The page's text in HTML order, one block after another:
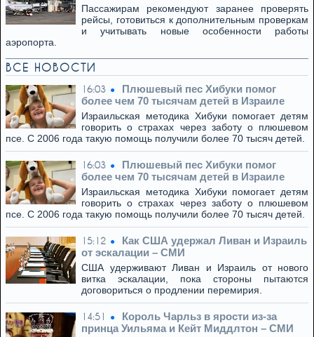
Пассажирам рекомендуют заранее проверять
рейсы, готовиться к дополнительным проверкам
и учитывать новые особенности работы
аэропорта.
ВСЕ НОВОСТИ
16:03
Плюшевый пес Хибуки помог
более чем 70 тысячам детей в Израиле
Израильская методика Хибуки помогает детям
говорить о страхах через заботу о плюшевом
псе. С 2006 года такую помощь получили более 70 тысяч детей.
16:03
Плюшевый пес Хибуки помог
более чем 70 тысячам детей в Израиле
Израильская методика Хибуки помогает детям
говорить о страхах через заботу о плюшевом
псе. С 2006 года такую помощь получили более 70 тысяч детей.
15:12
Как США удержал Ливан и Израиль
от эскалации – СМИ
США удерживают Ливан и Израиль от нового
витка эскалации, пока стороны пытаются
договориться о продлении перемирия.
14:51
Король Чарльз в ярости из-за
принца Уильяма и Кейт Миддлтон – СМИ